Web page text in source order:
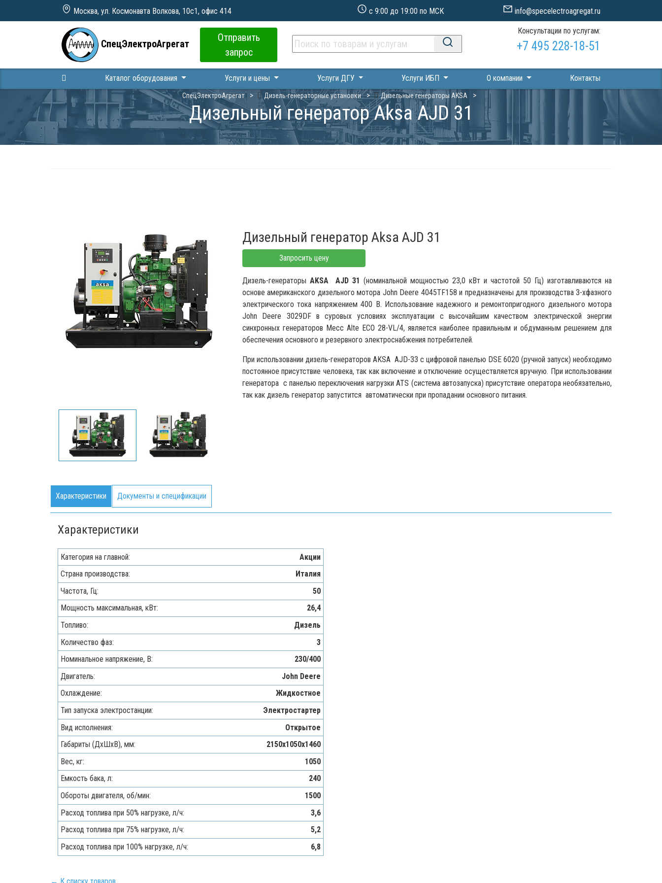
Москва, ул. Космонавта Волкова, 10с1, офис 414 с 9:00 до 19:00 по МСК info@specelectroagregat.ru
СпецЭлектроАгрегат
Отправить
запрос
Консультации по услугам:
+7 495 228-18-51
Каталог оборудования Услуги и цены Услуги ДГУ Услуги ИБП О компании Контакты
СпецЭлектроАгрегат Дизель-генераторные установки Дизельные генераторы AKSA
Дизельный генератор Aksa AJD 31
Дизельный генератор Aksa AJD 31
Запросить цену
Дизель-генераторы AKSA AJD 31 (номинальной мощностью 23,0 кВт и частотой 50 Гц) изготавливаются на
основе американского дизельного мотора John Deere 4045TF158 и предназначены для производства 3-хфазного
электрического тока напряжением 400 В. Использование надежного и ремонтопригодного дизельного мотора
John Deere 3029DF в суровых условиях эксплуатации с высочайшим качеством электрической энергии
синхронных генераторов Mecc Alte ECO 28-VL/4, является наиболее правильным и обдуманным решением для
обеспечения основного и резервного электроснабжения потребителей.
При использовании дизель-генераторов AKSA AJD-33 с цифровой панелью DSE 6020 (ручной запуск) необходимо
постоянное присутствие человека, так как включение и отключение осуществляется вручную. При использовании
генератора с панелью переключения нагрузки ATS (система автозапуска) присутствие оператора необязательно,
так как дизель генератор запустится автоматически при пропадании основного питания.
Характеристики Документы и спецификации
Характеристики
Категория на главной:
Акции
Страна производства:
Италия
Частота, Гц:
50
Мощность максимальная, кВт:
26,4
Топливо:
Дизель
Количество фаз:
3
Номинальное напряжение, В:
230/400
Двигатель:
John Deere
Охлаждение:
Жидкостное
Тип запуска электростанции:
Электростартер
Вид исполнения:
Открытое
Габариты (ДхШхВ), мм:
2150х1050х1460
Вес, кг:
1050
Емкость бака, л:
240
Обороты двигателя, об/мин:
1500
Расход топлива при 50% нагрузке, л/ч:
3,6
Расход топлива при 75% нагрузке, л/ч:
5,2
Расход топлива при 100% нагрузке, л/ч:
6,8
← К списку товаров